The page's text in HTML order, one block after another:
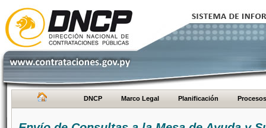
DNCP Marco Legal Planificación Procesos